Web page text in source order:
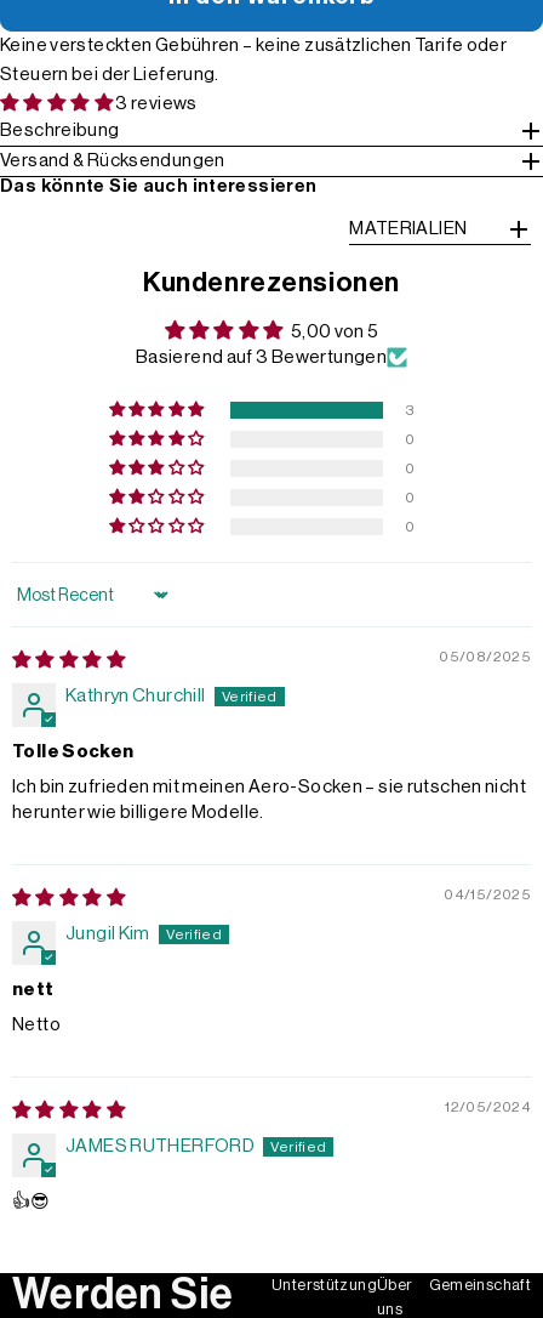
Keine versteckten Gebühren – keine zusätzlichen Tarife oder
Steuern bei der Lieferung.
3 reviews
Beschreibung
Versand & Rücksendungen
Das könnte Sie auch interessieren
MATERIALIEN
Kundenrezensionen
5,00 von 5
Basierend auf 3 Bewertungen
3
0
0
0
0
Sort by
05/08/2025
Kathryn Churchill
Tolle Socken
Ich bin zufrieden mit meinen Aero-Socken – sie rutschen nicht
herunter wie billigere Modelle.
04/15/2025
Jungil Kim
nett
Netto
12/05/2024
JAMES RUTHERFORD
👍😎
Werden Sie
UnterstützungÜber
uns
Gemeinschaft